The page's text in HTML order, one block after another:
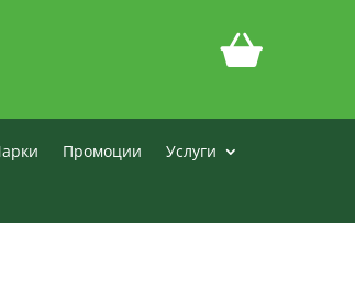
Промоции
Услуги